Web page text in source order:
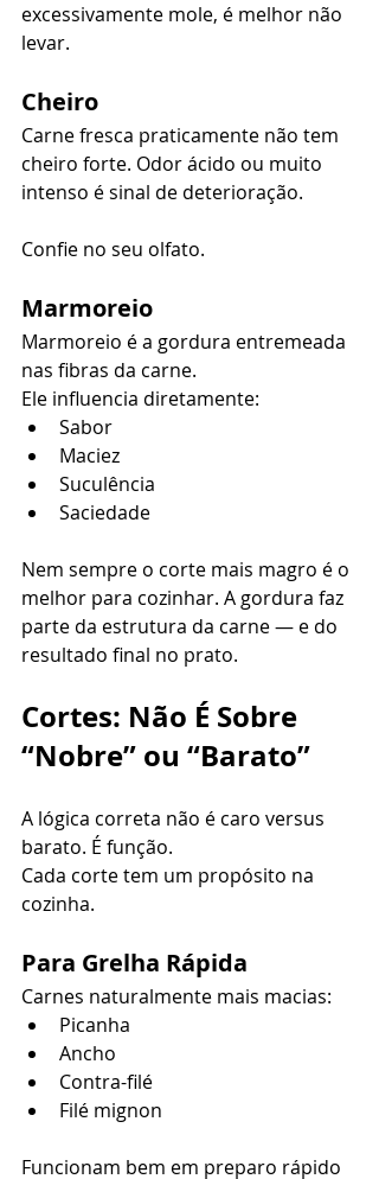
excessivamente mole, é melhor não
levar.
Cheiro
Carne fresca praticamente não tem
cheiro forte. Odor ácido ou muito
intenso é sinal de deterioração.
Confie no seu olfato.
Marmoreio
Marmoreio é a gordura entremeada
nas fibras da carne.
Ele influencia diretamente:
Sabor
Maciez
Suculência
Saciedade
Nem sempre o corte mais magro é o
melhor para cozinhar. A gordura faz
parte da estrutura da carne — e do
resultado final no prato.
Cortes: Não É Sobre
“Nobre” ou “Barato”
A lógica correta não é caro versus
barato. É função.
Cada corte tem um propósito na
cozinha.
Para Grelha Rápida
Carnes naturalmente mais macias:
Picanha
Ancho
Contra-filé
Filé mignon
Funcionam bem em preparo rápido